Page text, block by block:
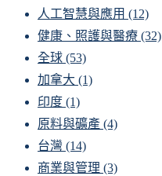
人工智慧與應用 (12)
健康、照護與醫療 (32)
全球 (53)
加拿大 (1)
印度 (1)
原料與礦產 (4)
台灣 (14)
商業與管理 (3)